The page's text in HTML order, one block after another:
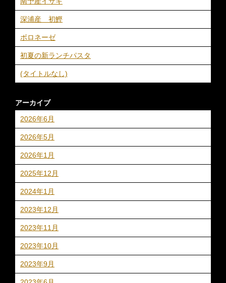
深浦産 初鰹
ボロネーゼ
初夏の新ランチパスタ
(タイトルなし)
アーカイブ
2026年6月
2026年5月
2026年1月
2025年12月
2024年1月
2023年12月
2023年11月
2023年10月
2023年9月